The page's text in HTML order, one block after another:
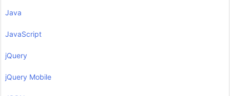
Java
JavaScript
jQuery
jQuery Mobile